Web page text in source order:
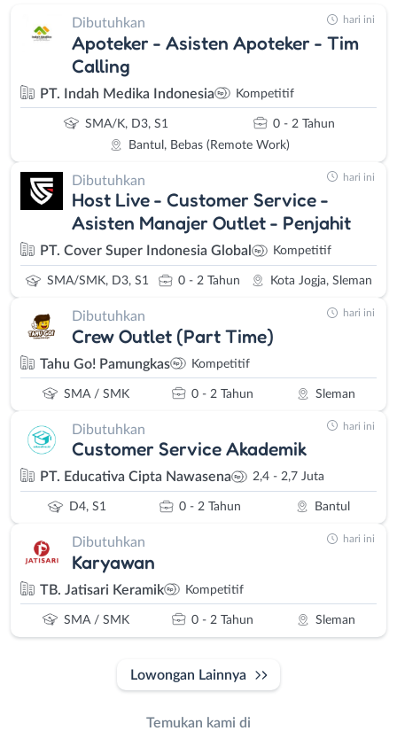
Dibutuhkan
Apoteker - Asisten Apoteker - Tim
Calling
PT. Indah Medika Indonesia Kompetitif
SMA/K, D3, S1
0 - 2 Tahun
Bantul, Bebas (Remote Work)
hari ini
Dibutuhkan
Host Live - Customer Service -
Asisten Manajer Outlet - Penjahit
PT. Cover Super Indonesia Global Kompetitif
SMA/SMK, D3, S1 0 - 2 Tahun Kota Jogja, Sleman
hari ini
Dibutuhkan
Crew Outlet (Part Time)
Tahu Go! Pamungkas Kompetitif
SMA / SMK 0 - 2 Tahun Sleman
hari ini
Dibutuhkan
Customer Service Akademik
PT. Educativa Cipta Nawasena 2,4 - 2,7 Juta
D4, S1 0 - 2 Tahun Bantul
hari ini
Dibutuhkan
Karyawan
TB. Jatisari Keramik Kompetitif
SMA / SMK 0 - 2 Tahun Sleman
hari ini
Lowongan Lainnya
Temukan kami di